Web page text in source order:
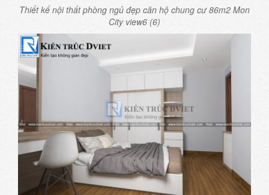
Thiết kế nội thất phòng ngủ đẹp căn hộ chung cư 86m2 Mon
City view6 (6)